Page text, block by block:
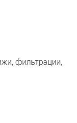
фильтрации,